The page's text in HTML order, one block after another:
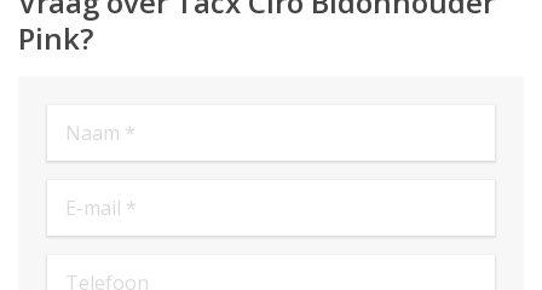
Pink?